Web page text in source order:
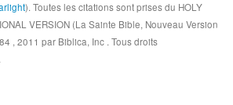
). Toutes les citations sont prises du HOLY
VERSION (La Sainte Bible, Nouveau Version
, 2011 par Biblica, Inc . Tous droits